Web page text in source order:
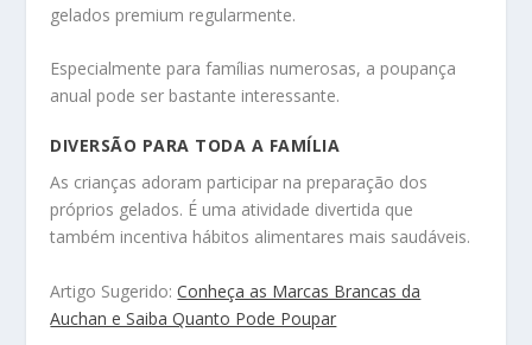
gelados premium regularmente.
Especialmente para famílias numerosas, a poupança
anual pode ser bastante interessante.
DIVERSÃO PARA TODA A FAMÍLIA
As crianças adoram participar na preparação dos
próprios gelados. É uma atividade divertida que
também incentiva hábitos alimentares mais saudáveis.
Artigo Sugerido:Conheça as Marcas Brancas da
Auchan e Saiba Quanto Pode Poupar